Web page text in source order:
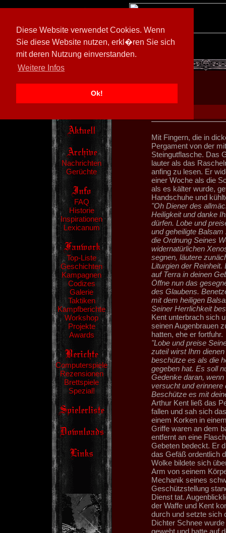
Diese Website verwendet Cookies. Wenn
Sie diese Website nutzen, erkl�ren Sie sich
mit deren Nutzung einverstanden.
Weitere Infos
Ok!
[ 594026/M3]
Nachrichten
Gerüchte
FAQ
Historie
Inspirationen
Lexicanum
Top-Liste
Geschichten
Kampagnen
Codizes
Galerie
Taktiken
Kampfberichte
Workshop
Projekte
Awards
Computerspiele
Rezensionen
Brettspiele
Spezial!
Mit Fingern, die in
Pergament von der
Steingutflasche. Das
lauter als das
anfing zu lesen. Er
einer Woche als die
als es kälter wurde,
Handschuhe und
"Oh Diener des
Heiligkeit und danke
dürfen. Lobe und
und geheiligte
die Ordnung Seines
widernatürlichen
segnen, läutere
Liturgien der
auf Terra in deinen
Öffne nun das
des Glaubens.
mit dem heiligen
Seiner Herrlichkeit
Kent unterbrach sich
seinen Augenbrauen
hatten, ehe er fortfuhr.
"Lobe und preise
zuteil wirst Ihm
beschütze es als die
gegeben hat. Es soll
Gedenke daran,
versucht und erinnere
Beschütze es mit
Arthur Kent ließ das
fallen und sah sich
einem Korken in
Griffe waren an dem
entfernt an eine
Gebeten bedeckt. Er
das Gefäß ordentlich
Wolke bildete sich
Arm von seinem
Mechanik seines
Geschützstellung
Dienst tat.
der Waffe und Kent
durch und setzte sich
Dichter Schnee
geweht und hatte auf